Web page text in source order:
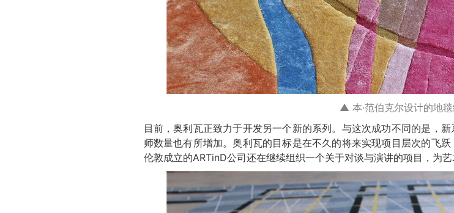
▲ 本·范伯克尔设计的地毯
目前，奥利瓦正致力于开发另一个新的系列。与这次成功不同的是，
师数量也有所增加。奥利瓦的目标是在不久的将来实现项目层次的飞
伦敦成立的ARTinD公司还在继续组织一个关于对谈与演讲的项目，为